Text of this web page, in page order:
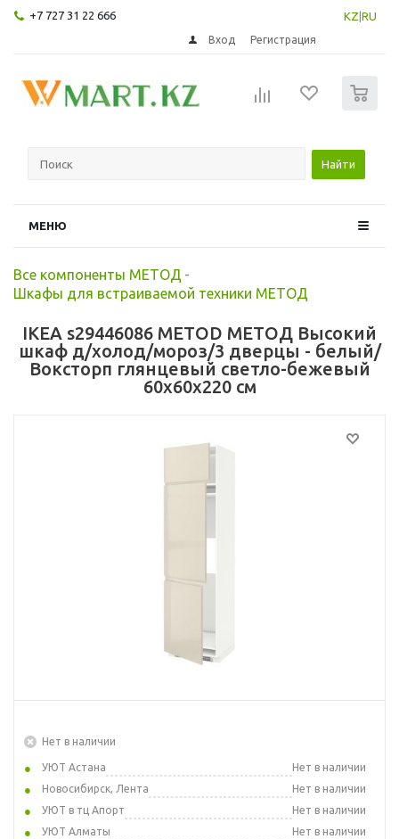
+7 727 31 22 666 KZ RU
Вход Регистрация
Найти
МЕНЮ
Все компоненты МЕТОД -
Шкафы для встраиваемой техники МЕТОД
IKEA s29446086 METOD МЕТОД Высокий
шкаф д/холод/мороз/3 дверцы - белый/
Воксторп глянцевый светло-бежевый
60x60x220 см
Нет в наличии
УЮТ Астана
Нет в наличии
Новосибирск, Лента
Нет в наличии
УЮТ в тц Апорт
Нет в наличии
УЮТ Алматы
Нет в наличии